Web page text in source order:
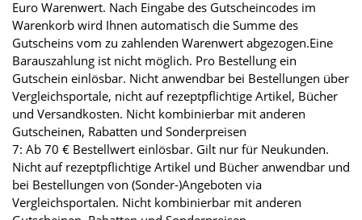
Euro Warenwert. Nach Eingabe des Gutscheincodes im
Warenkorb wird Ihnen automatisch die Summe des
Gutscheins vom zu zahlenden Warenwert abgezogen.Eine
Barauszahlung ist nicht möglich. Pro Bestellung ein
Gutschein einlösbar. Nicht anwendbar bei Bestellungen über
Vergleichsportale, nicht auf rezeptpflichtige Artikel, Bücher
und Versandkosten. Nicht kombinierbar mit anderen
Gutscheinen, Rabatten und Sonderpreisen
7: Ab 70 € Bestellwert einlösbar. Gilt nur für Neukunden.
Nicht auf rezeptpflichtige Artikel und Bücher anwendbar und
bei Bestellungen von (Sonder-)Angeboten via
Vergleichsportalen. Nicht kombinierbar mit anderen